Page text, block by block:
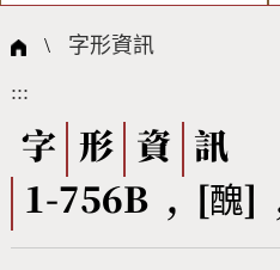
國際字碼相關組織
筆畫查詢
筆順序查詢
CNS查詢
全字庫授權
個人電腦造字處理工具
字形下載
問題集
熱門查詢統計
\ 字形資訊
:::
字 形 資
訊
1-756B , [醜]